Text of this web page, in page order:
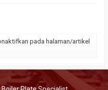
pada halaman/artikel